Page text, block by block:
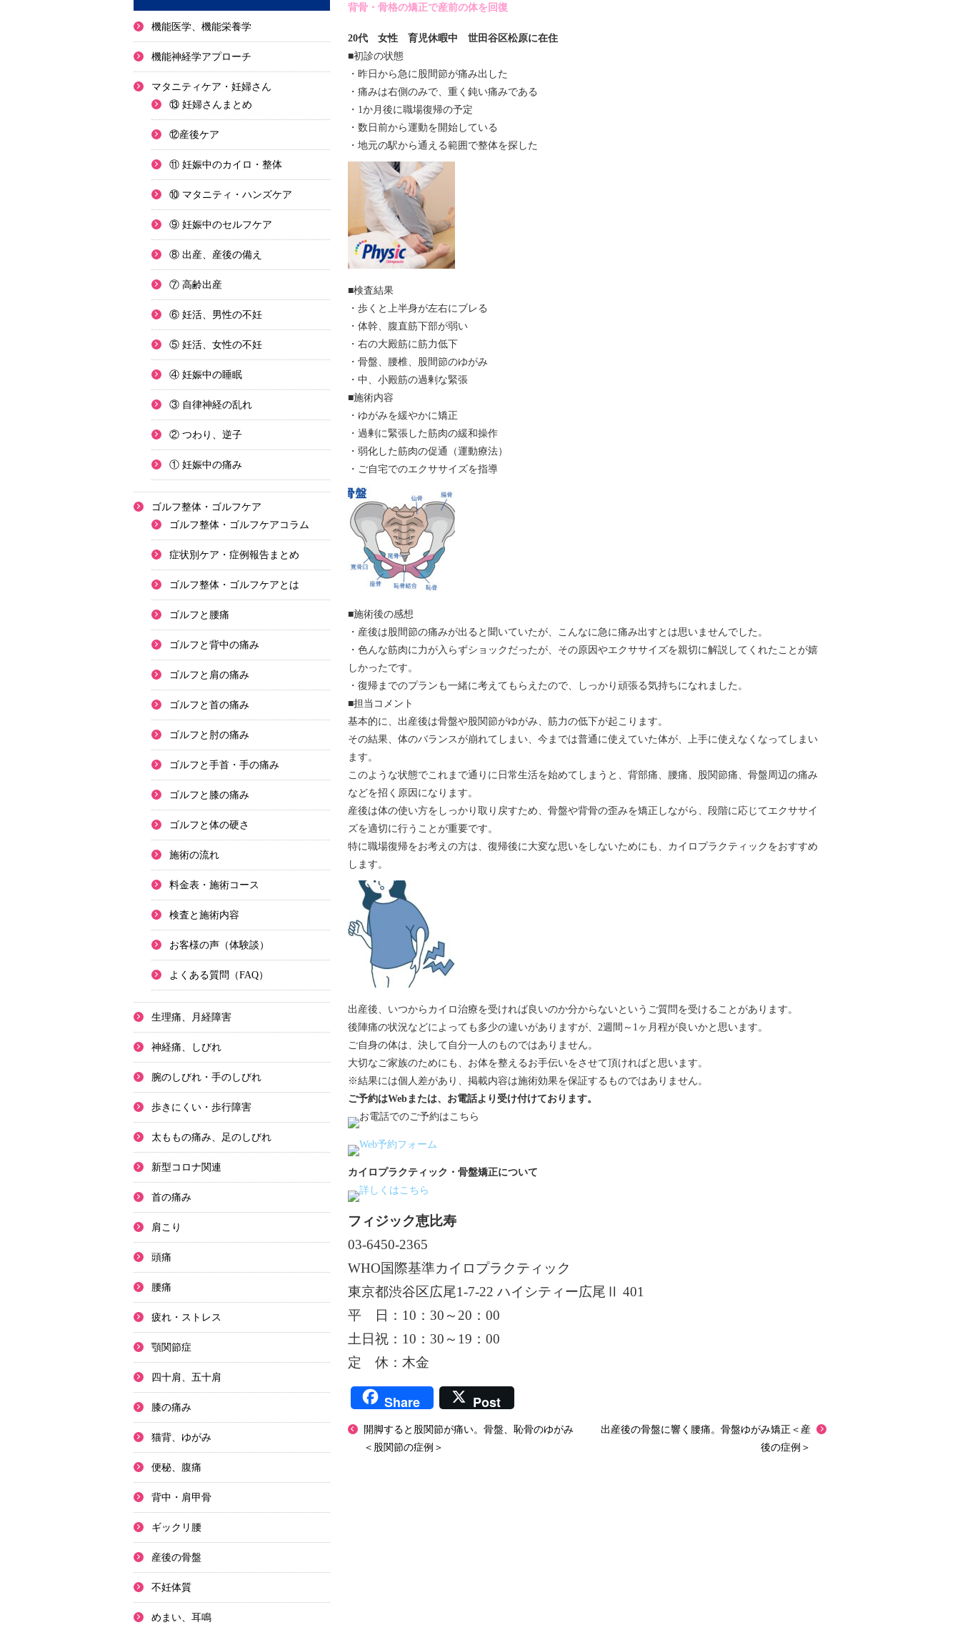
背骨・骨格の矯正で産前の体を回復
20代 女性 育児休暇中 世田谷区松原に在住
■初診の状態
・昨日から急に股間節が痛み出した
・痛みは右側のみで、重く鈍い痛みである
・1か月後に職場復帰の予定
・数日前から運動を開始している
・地元の駅から通える範囲で整体を探した
■検査結果
・歩くと上半身が左右にブレる
・体幹、腹直筋下部が弱い
・右の大殿筋に筋力低下
・骨盤、腰椎、股間節のゆがみ
・中、小殿筋の過剰な緊張
■施術内容
・ゆがみを緩やかに矯正
・過剰に緊張した筋肉の緩和操作
・弱化した筋肉の促通（運動療法）
・ご自宅でのエクササイズを指導
■施術後の感想
・産後は股間節の痛みが出ると聞いていたが、こんなに急に痛み出すとは思いませんでした。
・色んな筋肉に力が入らずショックだったが、その原因やエクササイズを親切に解説してくれたことが嬉
しかったです。
・復帰までのプランも一緒に考えてもらえたので、しっかり頑張る気持ちになれました。
■担当コメント
基本的に、出産後は骨盤や股関節がゆがみ、筋力の低下が起こります。
その結果、体のバランスが崩れてしまい、今までは普通に使えていた体が、上手に使えなくなってしまい
ます。
このような状態でこれまで通りに日常生活を始めてしまうと、背部痛、腰痛、股関節痛、骨盤周辺の痛み
などを招く原因になります。
産後は体の使い方をしっかり取り戻すため、骨盤や背骨の歪みを矯正しながら、段階に応じてエクササイ
ズを適切に行うことが重要です。
特に職場復帰をお考えの方は、復帰後に大変な思いをしないためにも、カイロプラクティックをおすすめ
します。
出産後、いつからカイロ治療を受ければ良いのか分からないというご質問を受けることがあります。
後陣痛の状況などによっても多少の違いがありますが、2週間～1ヶ月程が良いかと思います。
ご自身の体は、決して自分一人のものではありません。
大切なご家族のためにも、お体を整えるお手伝いをさせて頂ければと思います。
※結果には個人差があり、掲載内容は施術効果を保証するものではありません。
ご予約はWebまたは、お電話より受け付けております。
カイロプラクティック・骨盤矯正について
フィジック恵比寿
03-6450-2365
WHO国際基準カイロプラクティック
東京都渋谷区広尾1-7-22 ハイシティー広尾Ⅱ 401
平 日：10：30～20：00
土日祝：10：30～19：00
定 休：木金
Share Post
開脚すると股関節が痛い。骨盤、恥骨のゆがみ
＜股関節の症例＞
出産後の骨盤に響く腰痛。骨盤ゆがみ矯正＜産
後の症例＞
機能医学、機能栄養学
機能神経学アプローチ
マタニティケア・妊婦さん
⑬ 妊婦さんまとめ
⑫産後ケア
⑪ 妊娠中のカイロ・整体
⑩ マタニティ・ハンズケア
⑨ 妊娠中のセルフケア
⑧ 出産、産後の備え
⑦ 高齢出産
⑥ 妊活、男性の不妊
⑤ 妊活、女性の不妊
④ 妊娠中の睡眠
③ 自律神経の乱れ
② つわり、逆子
① 妊娠中の痛み
ゴルフ整体・ゴルフケア
ゴルフ整体・ゴルフケアコラム
症状別ケア・症例報告まとめ
ゴルフ整体・ゴルフケアとは
ゴルフと腰痛
ゴルフと背中の痛み
ゴルフと肩の痛み
ゴルフと首の痛み
ゴルフと肘の痛み
ゴルフと手首・手の痛み
ゴルフと膝の痛み
ゴルフと体の硬さ
施術の流れ
料金表・施術コース
検査と施術内容
お客様の声（体験談）
よくある質問（FAQ）
生理痛、月経障害
神経痛、しびれ
腕のしびれ・手のしびれ
歩きにくい・歩行障害
太ももの痛み、足のしびれ
新型コロナ関連
首の痛み
肩こり
頭痛
腰痛
疲れ・ストレス
顎関節症
四十肩、五十肩
膝の痛み
猫背、ゆがみ
便秘、腹痛
背中・肩甲骨
ギックリ腰
産後の骨盤
不妊体質
めまい、耳鳴